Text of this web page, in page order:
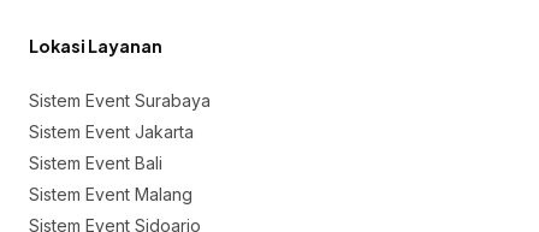
Lokasi Layanan
Sistem Event Surabaya
Sistem Event Jakarta
Sistem Event Bali
Sistem Event Malang
Sistem Event Sidoarjo